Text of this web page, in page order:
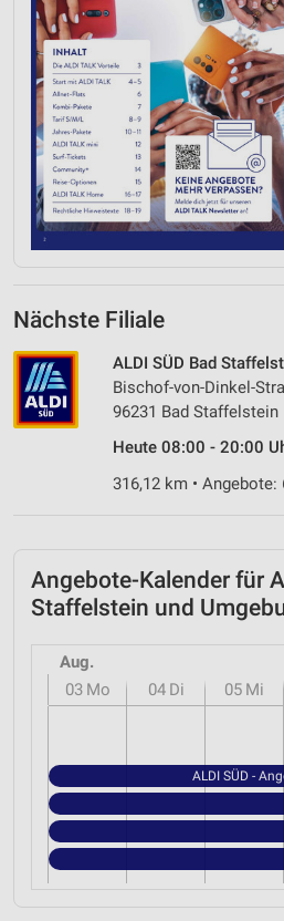
Nächste Filiale
ALDI SÜD Bad
Bischof-von-Dinkel-
96231 Bad Staffelstein
Heute 08:00 - 20:00
316,12 km •
Angebote-Kalender für
Staffelstein und
Aug.
03 Mo 04 Di 05 Mi
ALDI SÜD -